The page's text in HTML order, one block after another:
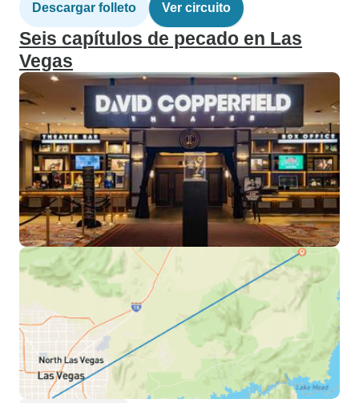
Descargar folleto Ver circuito
Seis capítulos de pecado en Las
Vegas